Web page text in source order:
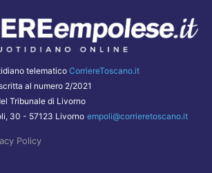
telematico CorriereToscano.it
al numero 2/2021
Tribunale di Livorno
30 - 57123 Livorno empoli@corrieretoscano.it
Policy